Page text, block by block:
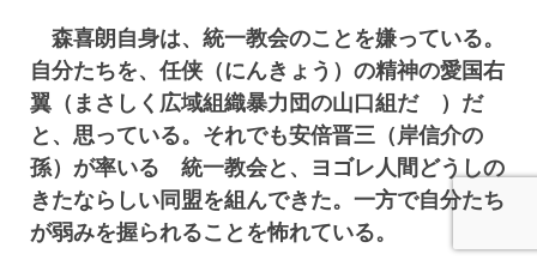
森喜朗自身は、統一教会のことを嫌っている。
自分たちを、任侠（にんきょう）の精神の愛国右
翼（まさしく広域組織暴力団の山口組だ ）だ
と、思っている。それでも安倍晋三（岸信介の
孫）が率いる 統一教会と、ヨゴレ人間どうしの
きたならしい同盟を組んできた。一方で自分たち
が弱みを握られることを怖れている。